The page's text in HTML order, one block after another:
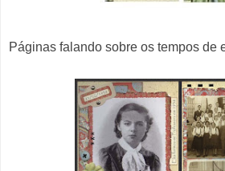
Páginas falando sobre os tempos de